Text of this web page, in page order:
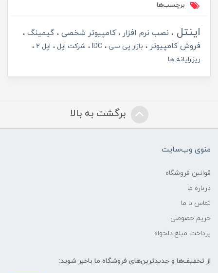
برچسب‌ها
اینتل نصب نرم افزار کامپیوتر شخصی
گیمینگ
فروش کامپیوتر
بازار پی سی IDC شرکت اپل
اپل 2
ریزرایانه ها
برگشت به بالا
منوی وب‌سایت
قوانین فروشگاه
درباره ما
تماس با ما
حریم خصوصی
پرداخت مبلغ دلخواه
از تخفیف‌ها و جدیدترین‌های فروشگاه ما باخبر شوید: